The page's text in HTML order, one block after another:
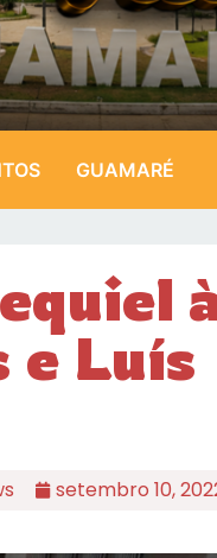
GUAMARÉ
e Luís
setembro 10,